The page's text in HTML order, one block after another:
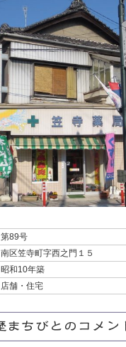
第89号
南区笠寺町字西之門１５
昭和10年築
店舗・住宅